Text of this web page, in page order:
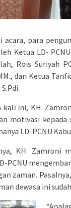
acara, para
Ketua LD-
Rois Suriyah
dan Ketua
kali ini, KH.
motivasi kepada
LD-PCNU
KH. Zamroni
PCNU
zaman.
dewasa ini